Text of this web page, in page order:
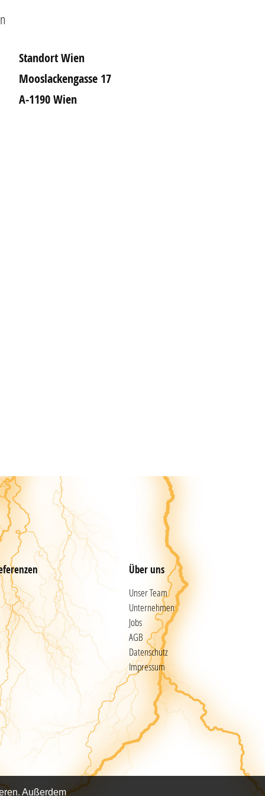
Außerdem
Standort Wien
Mooslackengasse 17
A-1190 Wien
Über uns
Unser Team
Unternehmen
Jobs
AGB
Datenschutz
Impressum